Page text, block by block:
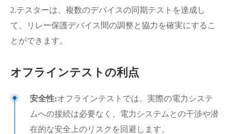
2.テスターは、複数のデバイスの同期テストを達成し
て、リレー保護デバイス間の調整と協力を確実にするこ
とができます。
オフラインテストの利点
安全性:オフラインテストでは、実際の電力システ
ムへの接続は必要なく、電力システムとの干渉や潜
在的な安全上のリスクを回避します。